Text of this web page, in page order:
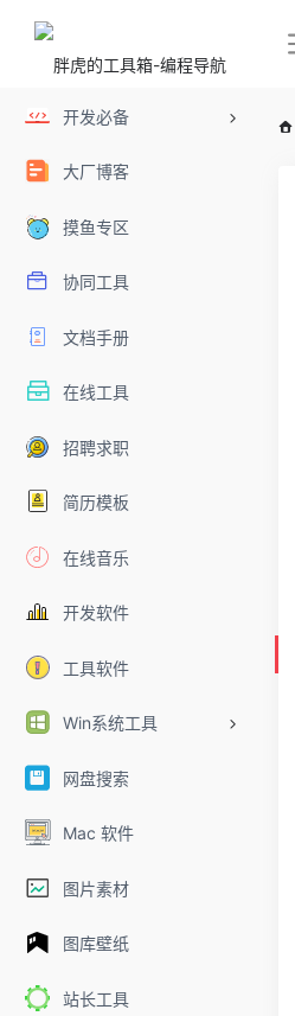
开发必备
大厂博客
摸鱼专区
协同工具
文档手册
在线工具
招聘求职
简历模板
在线音乐
开发软件
工具软件
Win系统工具
网盘搜索
Mac 软件
图片素材
图库壁纸
站长工具